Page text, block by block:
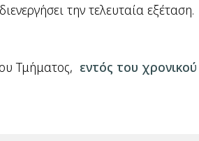
την τελευταία εξέταση.
Τμήματος, εντός του